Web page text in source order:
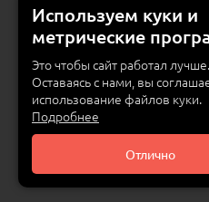
© 2015 — 2026 «MEBZILLA» (ex.
Используем куки и
метрические
Это чтобы сайт работал лучше.
Оставаясь с нами, вы
использование файлов куки.
Подробнее
Отлично